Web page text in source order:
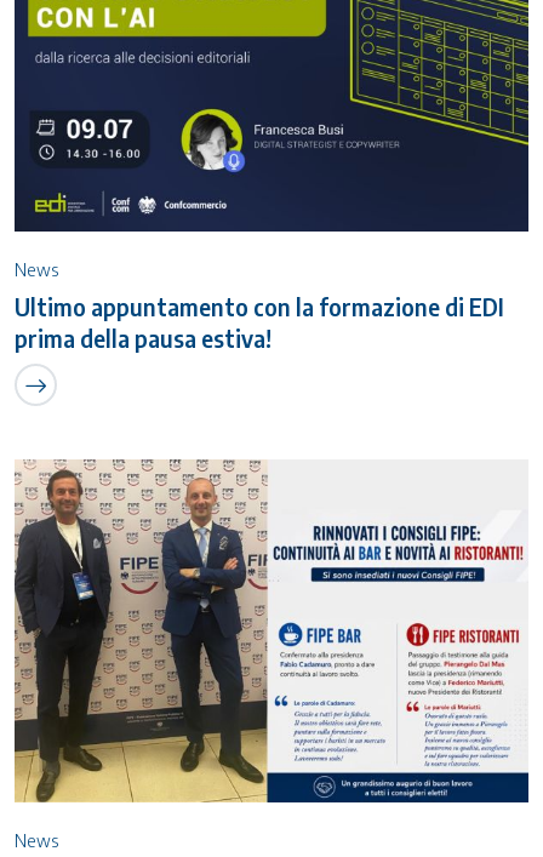
News
Ultimo appuntamento con la formazione di EDI
prima della pausa estiva!
News